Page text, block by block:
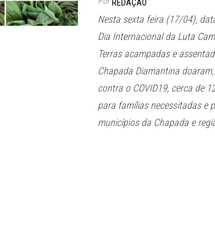
REDAÇÃO
Nesta sexta feira (17/04),
Dia Internacional da Luta
Terras acampadas e
Chapada Diamantina
contra o COVID19, cerca de
para famílias necessitadas e
municípios da Chapada e